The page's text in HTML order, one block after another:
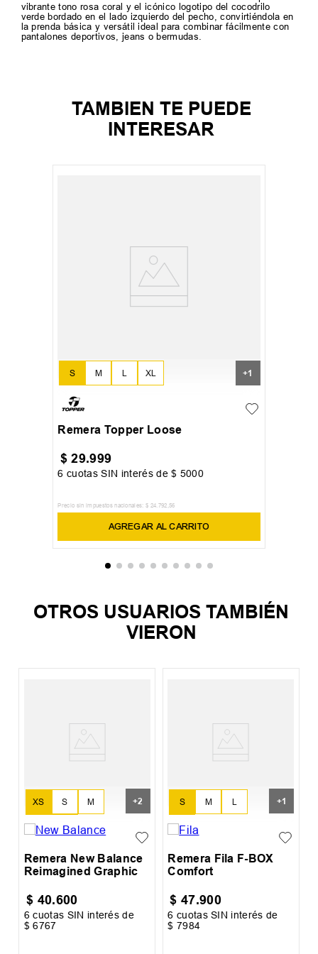
vibrante tono rosa coral y el icónico logotipo del cocodrilo
verde bordado en el lado izquierdo del pecho, convirtiéndola en
la prenda básica y versátil ideal para combinar fácilmente con
pantalones deportivos, jeans o bermudas.
TAMBIEN TE PUEDE
INTERESAR
S L
M XL +1
Remera Topper Loose
$ 29.999
6 cuotas SIN interés de$ 5000
Precio sin impuestos nacionales: $ 24.792 ,56
AGREGAR AL CARRITO
OTROS USUARIOS TAMBIÉN
VIERON
S
L
M
XL
XS +2
Remera New Balance
Reimagined Graphic
$ 40.600
6 cuotas SIN interés de
$ 6767
S L
M
XL
+1
Remera Fila F-BOX
Comfort
$ 47.900
6 cuotas SIN interés de
$ 7984